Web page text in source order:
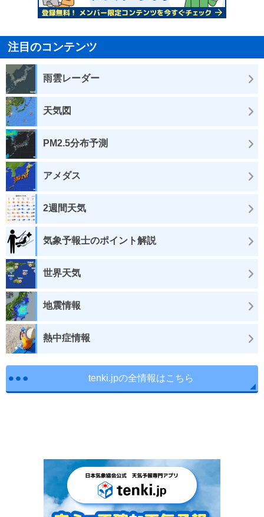
注目のコンテンツ
雨雲レーダー
天気図
PM2.5分布予測
アメダス
2週間天気
気象予報士のポイント解説
世界天気
地震情報
熱中症情報
tenki.jpの全情報はこちら